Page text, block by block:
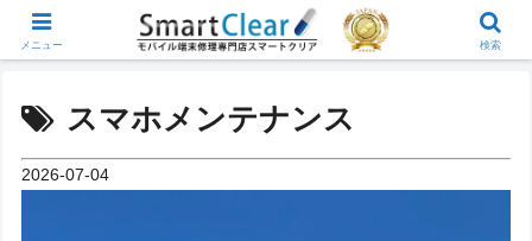
スマホメンテナンス
2026-07-04
メニュー 検索